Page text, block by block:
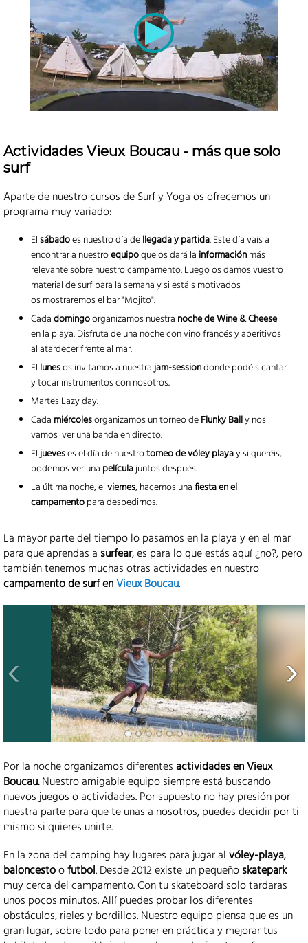
Actividades Vieux Boucau - más que solo
surf
Aparte de nuestro cursos de Surf y Yoga os ofrecemos un
programa muy variado:
Elsábadoes nuestro día dellegada y partida. Este día vais a
encontrar a nuestroequipoque os dará la informaciónmás
relevante sobre nuestro campamento. Luego os damos vuestro
material de surf para la semana y si estáis motivados
os mostraremos el bar "Mojito".
Cadadomingoorganizamos nuestra noche de Wine & Cheese
en la playa. Disfruta de una noche con vino francés y aperitivos
al atardecer frente al mar.
El lunesos invitamos a nuestrajam-sessiondonde podéis cantar
y tocar instrumentos con nosotros.
Martes Lazy day.
Cada miércolesorganizamos un torneo deFlunky Bally nos
vamos ver una banda en directo.
Eljueveses el día de nuestrotorneo de vóley playay si queréis,
podemos ver una películajuntos después.
La última noche, elviernes, hacemos unafiesta en el
campamentopara despedirnos.
La mayor parte del tiempo lo pasamos en la playa y en el mar
para que aprendas a surfear, es para lo que estás aquí ¿no?, pero
también tenemos muchas otras actividades en nuestro
campamento de surf enVieux Boucau.
Por la noche organizamos diferentesactividades en Vieux
Boucau.Nuestro amigable equipo siempre está buscando
nuevos juegos o actividades. Por supuesto no hay presión por
nuestra parte para que te unas a nosotros, puedes decidir por ti
mismo si quieres unirte.
En la zona del camping hay lugares para jugar alvóley-playa,
baloncestoofutbol. Desde 2012 existe un pequeñoskatepark
muy cerca del campamento. Con tu skateboard solo tardaras
unos pocos minutos. Allí puedes probar los diferentes
obstáculos, rieles y bordillos. Nuestro equipo piensa que es un
gran lugar, sobre todo para poner en práctica y mejorar tus